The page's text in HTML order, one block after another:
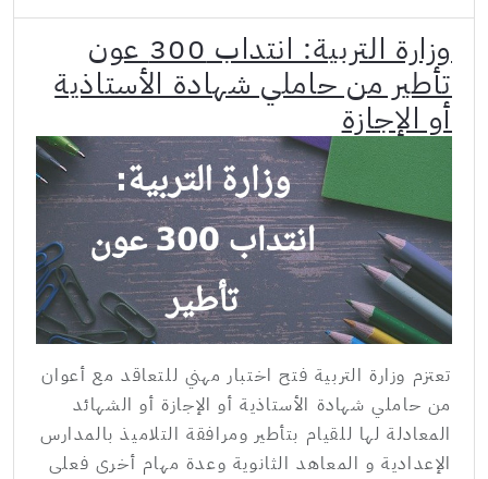
وزارة التربية: انتداب 300 عون
تأطير من حاملي شهادة الأستاذية
أو الإجازة
تعتزم وزارة التربية فتح اختبار مهني للتعاقد مع أعوان
من حاملي شهادة الأستاذية أو الإجازة أو الشهائد
المعادلة لها للقيام بتأطير ومرافقة التلاميذ بالمدارس
الإعدادية و المعاهد الثانوية وعدة مهام أخرى فعلى